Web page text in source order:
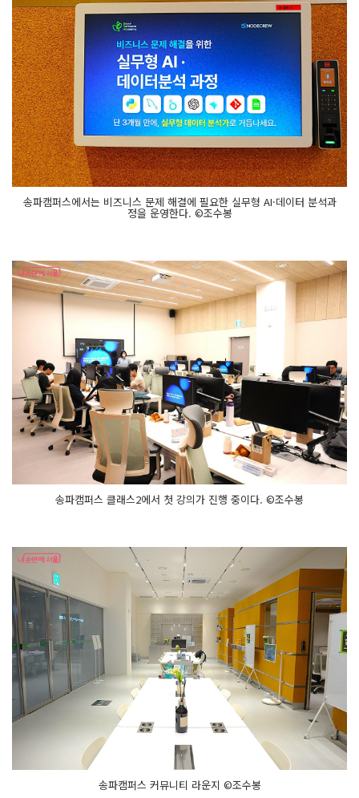
송파캠퍼스에서는 비즈니스 문제 해결에 필요한 실무형 AI·데이터 분석과
정을 운영한다. ©조수봉
송파캠퍼스 클래스2에서 첫 강의가 진행 중이다. ©조수봉
송파캠퍼스 커뮤니티 라운지 ©조수봉